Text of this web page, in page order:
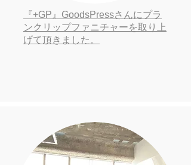
『+GP 』GoodsPressさんにプラ
ンクリップファニチャーを取り上
げて頂きました。